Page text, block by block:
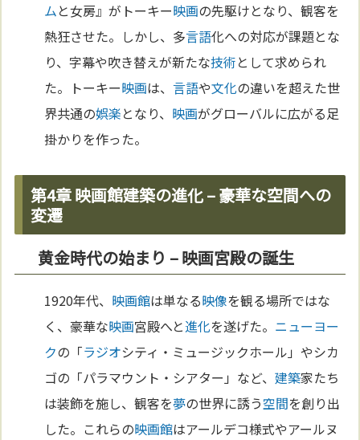
ムと女房』がトーキー映画の先駆けとなり、観客を
熱狂させた。しかし、多言語化への対応が課題とな
り、字幕や吹き替えが新たな技術として求められ
た。トーキー映画は、言語や文化の違いを超えた世
界共通の娯楽となり、 映画がグローバルに広がる足
掛かりを作った。
第4章 映画館建築の進化 – 豪華な空間への
変遷
黄金時代の始まり – 映画宮殿の誕生
1920年代、 映画館は単なる映像を観る場所ではな
く、豪華な映画宮殿へと進化を遂げた。 ニューヨー
クの「ラジオシティ・ミュージックホール」やシカ
ゴの「パラマウント・シアター」など、建築家たち
は装飾を施し、観客を夢の世界に誘う空間を創り出
した。これらの映画館はアールデコ様式やアールヌ